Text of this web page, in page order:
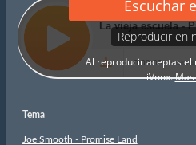
Tema
Joe Smooth - Promise Land